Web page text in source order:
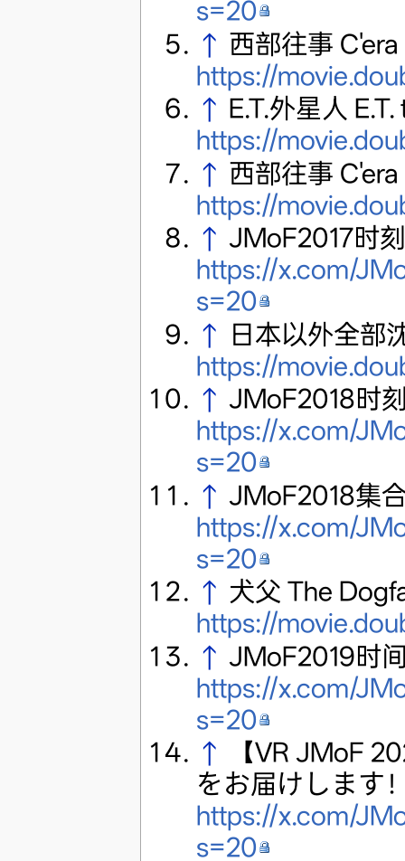
s=20
↑ 西部往事
https://
↑ E.T.外星人
https://
↑ 西部往事
https://
↑ JMoF2017时
https://x.com/
s=20
↑ 日本以外全部
https://
↑ JMoF2018时
https://x.com/
s=20
↑ JMoF2018集
https://x.com/
s=20
↑ 犬父 The
https://
↑ JMoF2019时
https://x.com/
s=20
↑
【VR JMoF
をお届けします
https://x.com/
s=20